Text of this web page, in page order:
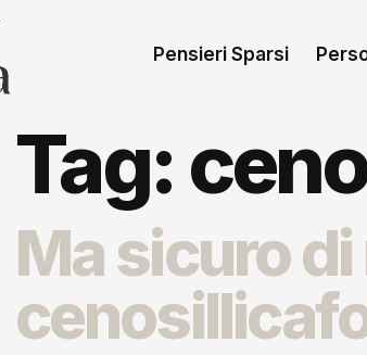
Pensieri Sparsi
Tag:
Ma sicuro